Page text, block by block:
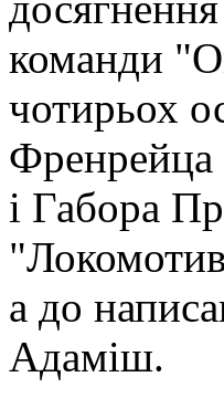
команди
чотирьох
Френрейца
і Габора
а до
Адаміш.